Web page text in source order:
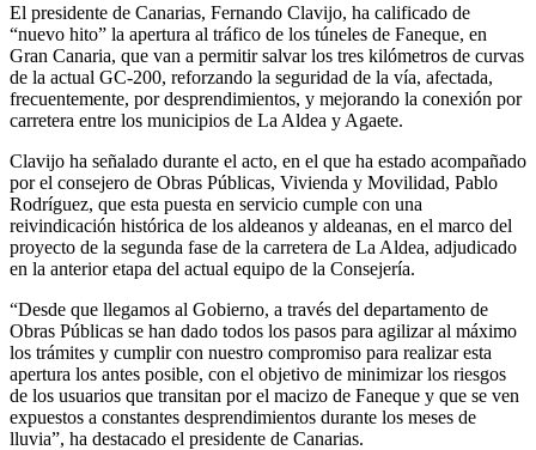
El presidente de Canarias, Fernando Clavijo, ha calificado de
“nuevo hito” la apertura al tráfico de los túneles de Faneque, en
Gran Canaria, que van a permitir salvar los tres kilómetros de curvas
de la actual GC-200, reforzando la seguridad de la vía, afectada,
frecuentemente, por desprendimientos, y mejorando la conexión por
carretera entre los municipios de La Aldea y Agaete.
Clavijo ha señalado durante el acto, en el que ha estado acompañado
por el consejero de Obras Públicas, Vivienda y Movilidad, Pablo
Rodríguez, que esta puesta en servicio cumple con una
reivindicación histórica de los aldeanos y aldeanas, en el marco del
proyecto de la segunda fase de la carretera de La Aldea, adjudicado
en la anterior etapa del actual equipo de la Consejería.
“Desde que llegamos al Gobierno, a través del departamento de
Obras Públicas se han dado todos los pasos para agilizar al máximo
los trámites y cumplir con nuestro compromiso para realizar esta
apertura los antes posible, con el objetivo de minimizar los riesgos
de los usuarios que transitan por el macizo de Faneque y que se ven
expuestos a constantes desprendimientos durante los meses de
lluvia”, ha destacado el presidente de Canarias.